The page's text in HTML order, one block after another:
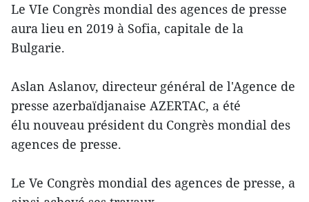
Le VIe Congrès mondial des agences de presse
aura lieu en 2019 à Sofia, capitale de la
Bulgarie.
Aslan Aslanov, directeur général de l'Agence de
presse azerbaïdjanaise AZERTAC, a été
élu nouveau président du Congrès mondial des
agences de presse.
Le Ve Congrès mondial des agences de presse, a